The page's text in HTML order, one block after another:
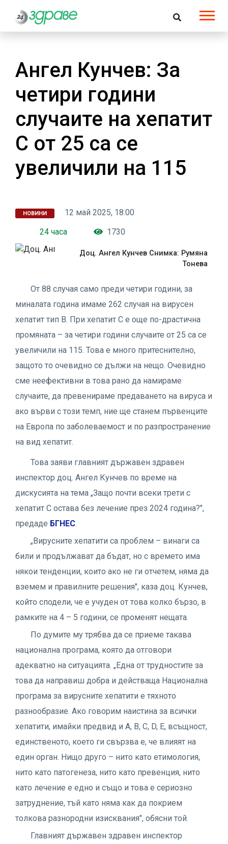
Ангел Кунчев: За
четири години
случаите на хепатит
C от 25 са се
увеличили на 115
НОВИНИ
12 май 2025, 18:00
24 часа
1730
Доц. Ангел Кунчев Снимка: Румяна
Тонева
От 88 случая само преди четири години, за
миналата година имаме 262 случая на вирусен
хепатит тип В. При хепатит С е още по-драстична
промяната – за четири години случаите от 25 са се
увеличили на 115. Това е много притеснително,
защото то очевидно се дължи на нещо. Очевидно
сме неефективни в това рано да намираме
случаите, да превенираме предаването на вируса и
ако върви с този темп, ние ще станем първенците
на Европа по заболеваемост и по разпространение
на вид хепатит.
Това заяви главният държавен здравен
инспектор доц. Ангел Кунчев по време на
дискусията на тема „Защо почти всеки трети с
хепатит С остава без лечение през 2024 година?",
предаде БГНЕС.
„Вирусните хепатити са проблем – винаги са
били и продължават да бъдат, но с времето има
някои тенденции, които ако не ги отчетем, няма да
вземем и правилните решения", каза доц. Кунчев,
който сподели, че е учуден от това колко бързо, в
рамките на 4 – 5 години, се променят нещата.
По думите му трябва да се приеме такава
национална програма, която да отговори
адекватно на ситуацията. „Една от трудностите за
това да направиш добра и действаща Национална
програма за вирусните хепатити е тяхното
разнообразие. Ако говорим наистина за всички
хепатити, имайки предвид и А, В, С, D, Е, всъщност,
единственото, което ги свързва е, че влияят на
един орган. Нищо друго – нито като етимология,
нито като патогенеза, нито като превенция, нито
като лечение е едно и също и това е сериозно
затруднение, тъй като няма как да покрием
толкова разнородни изисквания", обясни той.
Главният държавен здравен инспектор